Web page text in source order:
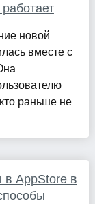
новой
вместе с
раньше не
в AppStore в